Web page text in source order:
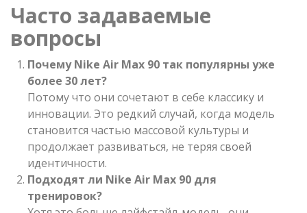
Часто задаваемые
вопросы
Почему Nike Air Max 90 так популярны уже
более 30 лет?
Потому что они сочетают в себе классику и
инновации. Это редкий случай, когда модель
становится частью массовой культуры и
продолжает развиваться, не теряя своей
идентичности.
Подходят ли Nike Air Max 90 для
тренировок?